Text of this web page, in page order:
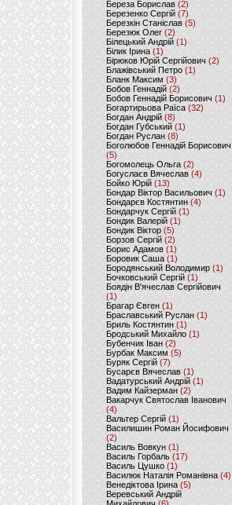
Береза Борислав(2)
Березенко Сергій (7)
Березкін Станіслав (5)
Березюк Олег(2)
Білецький Андрій (1)
Білик Ірина (1)
Бірюков Юрій Сергійович (2)
Блажівський Петро (1)
Бланк Максим(3)
Бобов Геннадій (2)
Бобов Геннадій Борисович (1)
Богартирьова Раїса (32)
Богдан Андрій(8)
Богдан Губський (1)
Богдан Руслан(8)
Боголюбов Геннадій Борисович
(5)
Богомолець Ольга (2)
Богуслаєв Вячеслав (4)
Бойко Юрій (13)
Бондар Віктор Васильович (1)
Бондарєв Костянтин (4)
Бондарчук Сергій(1)
Бондик Валерій (1)
Бондик Віктор(5)
Борзов Сергiй (2)
Борис Адамов(1)
Боровик Саша (1)
Бородянський Володимир (1)
Бочковський Сергій (1)
Боядін В'ячеслав Сергійович
(1)
Брагар Євген (1)
Браславський Руслан (1)
Бриль Костянтин (1)
Бродський Михайло (1)
Бубенчик Іван(2)
Бурбак Максим (5)
Буряк Сергій (7)
Бусарєв Вячеслав (1)
Вадатурський Андрій (1)
Вадим Кайзерман (2)
Вакарчук Святослав Іванович
(4)
Вальтер Сергій (1)
Василишин Роман Йосифович
(2)
Василь Вовкун (1)
Василь Горбаль (17)
Василь Цушко (1)
Василюк Наталія Романівна (4)
Венедіктова Ірина(5)
Веревський Андрій